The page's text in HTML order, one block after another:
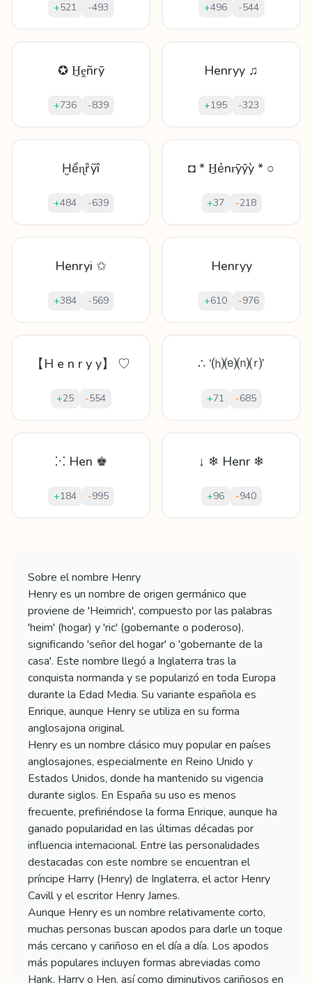
+521 -493 +496 -544
✪ H̱ḙñrȳ
+736 -839
Henryy ♫
+195 -323
Ḫểɳȑỹî
+484 -639
◘ * H̱ẻnɍȳȳỳ * ○
+37 -218
Henryi ✩
+384 -569
Henryy
+610 -976
【H e n r y y】 ♡
+25 -554
∴ ‘⒣⒠⒩⒭’
+71 -685
⁙ Hen ♚
+184 -995
↓ ❄ Henr ❄
+96 -940
Sobre el nombre Henry
Henry es un nombre de origen germánico que
proviene de 'Heimrich', compuesto por las palabras
'heim' (hogar) y 'ric' (gobernante o poderoso),
significando 'señor del hogar' o 'gobernante de la
casa'. Este nombre llegó a Inglaterra tras la
conquista normanda y se popularizó en toda Europa
durante la Edad Media. Su variante española es
Enrique, aunque Henry se utiliza en su forma
anglosajona original.
Henry es un nombre clásico muy popular en países
anglosajones, especialmente en Reino Unido y
Estados Unidos, donde ha mantenido su vigencia
durante siglos. En España su uso es menos
frecuente, prefiriéndose la forma Enrique, aunque ha
ganado popularidad en las últimas décadas por
influencia internacional. Entre las personalidades
destacadas con este nombre se encuentran el
príncipe Harry (Henry) de Inglaterra, el actor Henry
Cavill y el escritor Henry James.
Aunque Henry es un nombre relativamente corto,
muchas personas buscan apodos para darle un toque
más cercano y cariñoso en el día a día. Los apodos
más populares incluyen formas abreviadas como
Hank, Harry o Hen, así como diminutivos cariñosos en